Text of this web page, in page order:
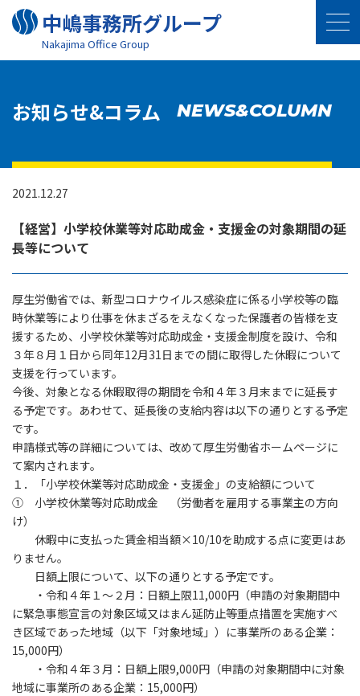
中嶋事務所グループ
Nakajima Oﬃce Group
お知らせ&コラム NEWS&COLUMN
2021.12.27
【経営】小学校休業等対応助成金・支援金の対象期間の延
長等について
厚生労働省では、新型コロナウイルス感染症に係る小学校等の臨
時休業等により仕事を休まざるをえなくなった保護者の皆様を支
援するため、小学校休業等対応助成金・支援金制度を設け、令和
３年８月１日から同年12月31日までの間に取得した休暇について
支援を行っています。
今後、対象となる休暇取得の期間を令和４年３月末までに延長す
る予定です。あわせて、延長後の支給内容は以下の通りとする予定
です。
申請様式等の詳細については、改めて厚生労働省ホームページに
て案内されます。
１．「小学校休業等対応助成金・支援金」の支給額について
① 小学校休業等対応助成金 （労働者を雇用する事業主の方向
け）
休暇中に支払った賃金相当額×10/10を助成する点に変更はあ
りません。
日額上限について、以下の通りとする予定です。
・令和４年１～２月：日額上限11,000円（申請の対象期間中
に緊急事態宣言の対象区域又はまん延防止等重点措置を実施すべ
き区域であった地域（以下「対象地域」）に事業所のある企業：
15,000円）
・令和４年３月：日額上限9,000円（申請の対象期間中に対象
地域に事業所のある企業：15,000円）